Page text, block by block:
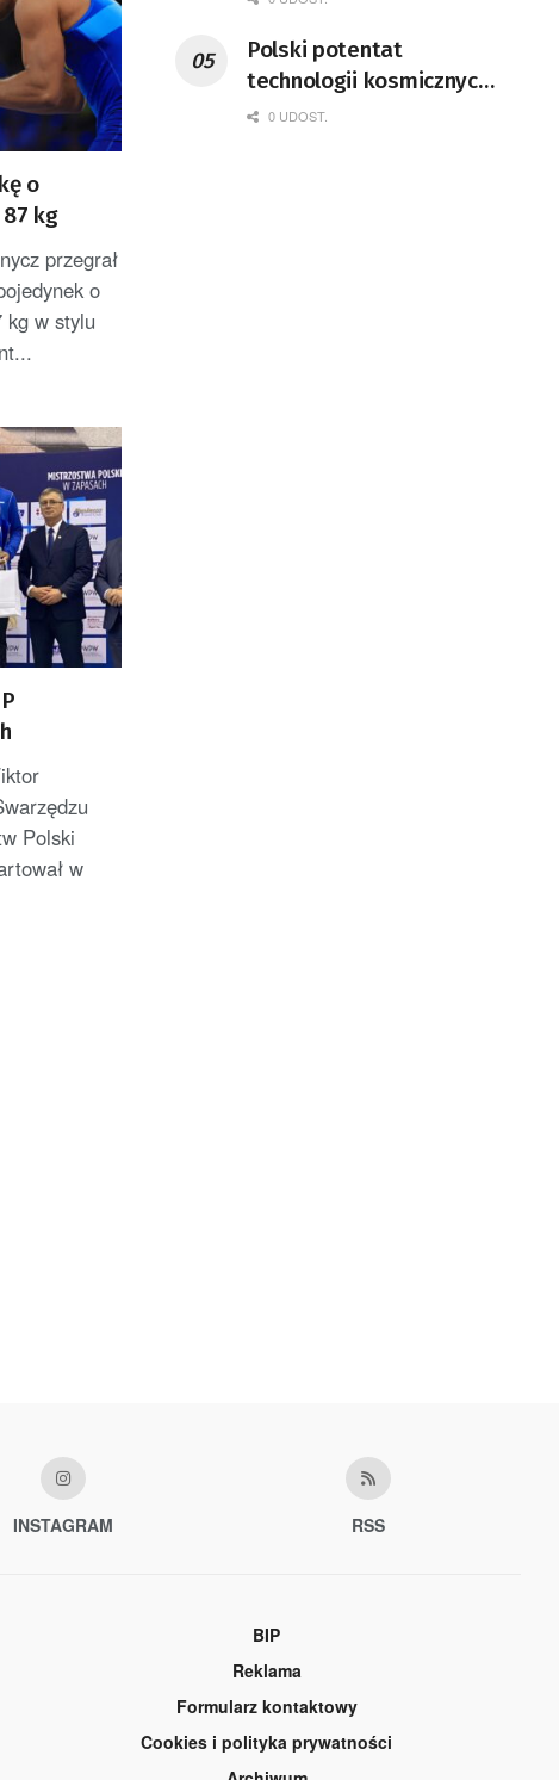
o
kg
przegrał
o
kg w stylu
Polski
w
Polski potentat
technologii kosmicznych
wprowadzi się do Zielonej
0 UDOST.
INSTAGRAM RSS
BIP
Reklama
Formularz kontaktowy
Cookies i polityka prywatności